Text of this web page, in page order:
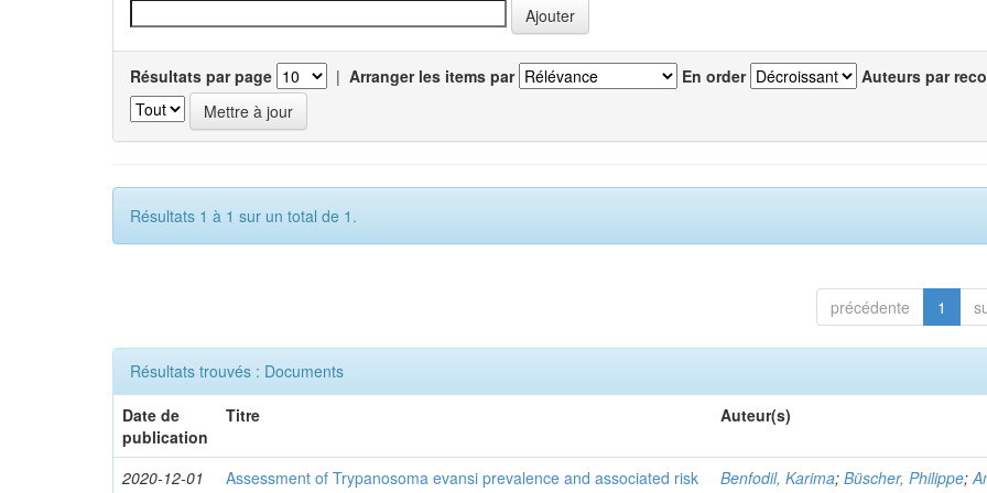
Résultats par page | Arranger les items par En order Auteurs par
Résultats 1 à 1 sur un total de 1.
précédente 1
Résultats trouvés : Documents
Date de
publication
Titre Auteur(s)
2020-12-01
Assessment of Trypanosoma evansi prevalence and associated risk
Benfodil, Karima;Büscher, Philippe;